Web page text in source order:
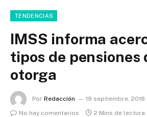
TENDENCIAS
IMSS informa
tipos de pensiones
otorga
Por Redacción
19 septiembre, 2018
No hay comentarios
2 Mins de lectura